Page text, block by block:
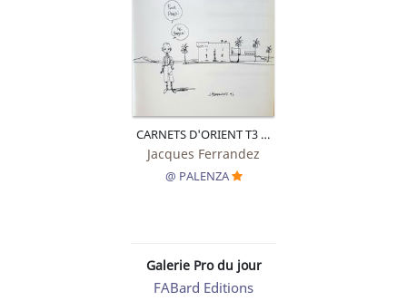
CARNETS D'ORIENT T3 LES FILS DU SUD
Jacques Ferrandez
@ PALENZA
Galerie Pro du jour
FABard Editions